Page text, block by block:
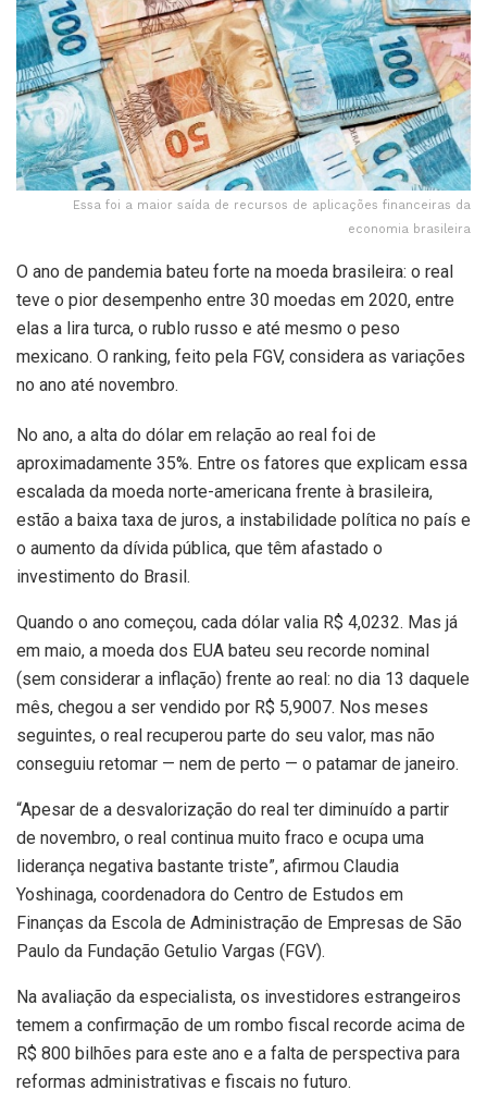
Essa foi a maior saída de recursos de aplicações financeiras da
economia brasileira
O ano de pandemia bateu forte na moeda brasileira: o real
teve o pior desempenho entre 30 moedas em 2020, entre
elas a lira turca, o rublo russo e até mesmo o peso
mexicano. O ranking, feito pela FGV, considera as variações
no ano até novembro.
No ano, a alta do dólar em relação ao real foi de
aproximadamente 35%. Entre os fatores que explicam essa
escalada da moeda norte-americana frente à brasileira,
estão a baixa taxa de juros, a instabilidade política no país e
o aumento da dívida pública, que têm afastado o
investimento do Brasil.
Quando o ano começou, cada dólar valia R$ 4,0232. Mas já
em maio, a moeda dos EUA bateu seu recorde nominal
(sem considerar a inflação) frente ao real: no dia 13 daquele
mês, chegou a ser vendido por R$ 5,9007. Nos meses
seguintes, o real recuperou parte do seu valor, mas não
conseguiu retomar — nem de perto — o patamar de janeiro.
“Apesar de a desvalorização do real ter diminuído a partir
de novembro, o real continua muito fraco e ocupa uma
liderança negativa bastante triste”, afirmou Claudia
Yoshinaga, coordenadora do Centro de Estudos em
Finanças da Escola de Administração de Empresas de São
Paulo da Fundação Getulio Vargas (FGV).
Na avaliação da especialista, os investidores estrangeiros
temem a confirmação de um rombo fiscal recorde acima de
R$ 800 bilhões para este ano e a falta de perspectiva para
reformas administrativas e fiscais no futuro.